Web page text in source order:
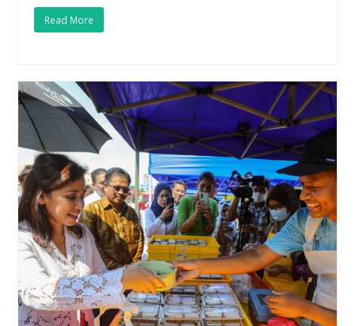
Read More